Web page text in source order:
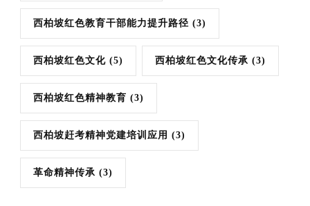
西柏坡红色教育干部能力提升路径 (3)
西柏坡红色文化 (5) 西柏坡红色文化传承 (3)
西柏坡红色精神教育 (3)
西柏坡赶考精神党建培训应用 (3)
革命精神传承 (3)